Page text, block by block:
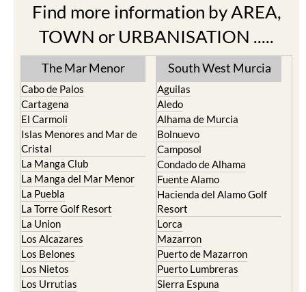
Find more information by AREA,
TOWN or URBANISATION .....
The Mar Menor
Cabo de Palos
Cartagena
El Carmoli
Islas Menores and Mar de
Cristal
La Manga Club
La Manga del Mar Menor
La Puebla
La Torre Golf Resort
La Union
Los Alcazares
Los Belones
Los Nietos
Los Urrutias
South West Murcia
Aguilas
Aledo
Alhama de Murcia
Bolnuevo
Camposol
Condado de Alhama
Fuente Alamo
Hacienda del Alamo Golf
Resort
Lorca
Mazarron
Puerto de Mazarron
Puerto Lumbreras
Sierra Espuna